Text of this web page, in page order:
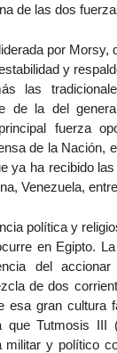
de las dos
por Morsy,
y
las
de la del
fuerza
de la Nación,
ya ha recibido
Venezuela,
política y
en Egipto.
del
de dos
esa gran cultura
que Tutmosis III
militar y político